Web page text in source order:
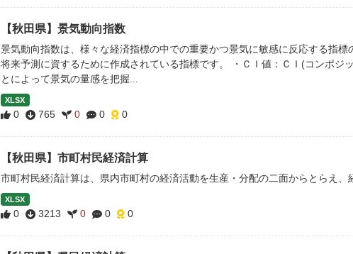
【秋田県】景気動向指数
景気動向指数は、様々な経済指標の中での重要かつ景気に敏感に反応する指
将来予測に資するために作成されている指標です。 ・ＣＩ値：ＣＩ(コンポジ
とによって景気の量感を把握...
XLSX
0 765 0 0 0
【秋田県】市町村民経済計算
市町村民経済計算は、県内市町村の経済活動を生産・分配の二面からとらえ、
XLSX
0 3213 0 0 0